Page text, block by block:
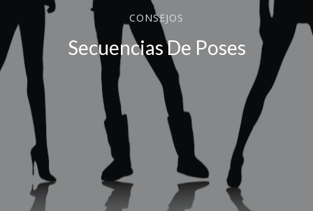
CONSEJOS
Secuencias De Poses